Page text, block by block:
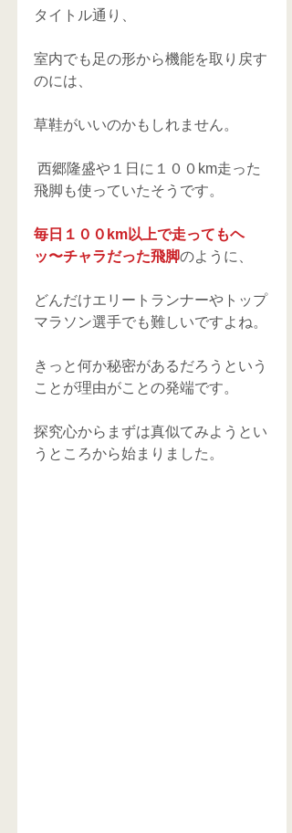
タイトル通り、
室内でも足の形から機能を取り戻す
のには、
草鞋がいいのかもしれません。
飛脚も使っていたそうです。
毎日１００km以上で走ってもヘ
ッ〜チャラだった飛脚のように、
どんだけエリートランナーやトップ
マラソン選手でも難しいですよね。
きっと何か秘密があるだろうという
ことが理由がことの発端です。
探究心からまずは真似てみようとい
うところから始まりました。